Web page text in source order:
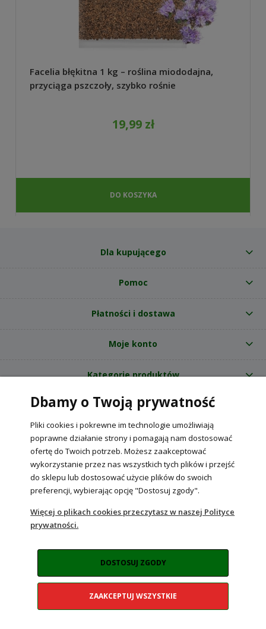
Facelia błękitna 1 kg – roślina miododajna,
przyciąga pszczoły, szybko rośnie
19,99 zł
DO KOSZYKA
Dla kupującego
Pomoc
Płatności i dostawa
Moje konto
Kategorie produktów
O nas
Internetowy sklep ogrodniczy z nasionami RajOgrodnika.pl
NIP: 6090037061, REGON: 260240470 | Czarnca, ul. Tęczowa 31, 29-100
Włoszczowa
POKAŻ PEŁNĄ WERSJĘ STRONY
Sklep internetowy Shoper Premium
Dbamy o Twoją prywatność
Pliki cookies i pokrewne im technologie umożliwiają
poprawne działanie strony i pomagają nam dostosować
ofertę do Twoich potrzeb. Możesz zaakceptować
wykorzystanie przez nas wszystkich tych plików i przejść
do sklepu lub dostosować użycie plików do swoich
preferencji, wybierając opcję "Dostosuj zgody".
Więcej o plikach cookies przeczytasz w naszej Polityce
prywatności.
DOSTOSUJ ZGODY
ZAAKCEPTUJ WSZYSTKIE